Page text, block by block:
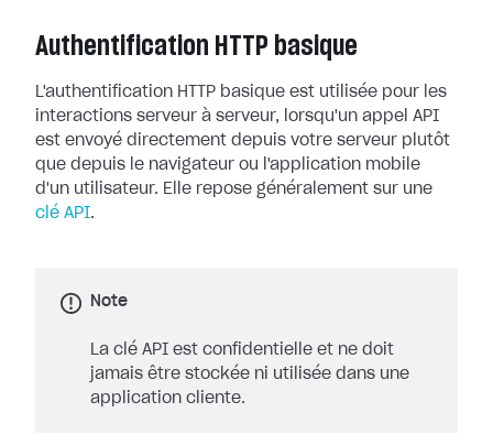
Authentification HTTP basique
L'authentification HTTP basique est utilisée pour les
interactions serveur à serveur, lorsqu'un appel API
est envoyé directement depuis votre serveur plutôt
que depuis le navigateur ou l'application mobile
d'un utilisateur. Elle repose généralement sur une
clé API.
Note
La clé API est confidentielle et ne doit
jamais être stockée ni utilisée dans une
application cliente.